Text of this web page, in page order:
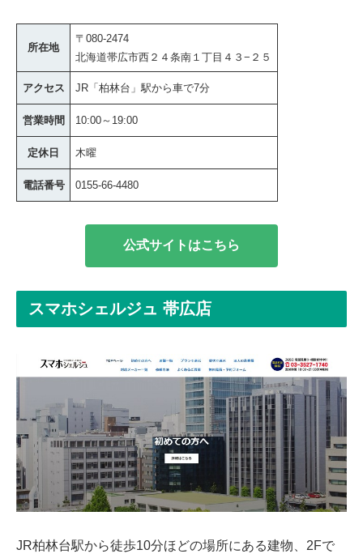
所在地
〒080-2474
北海道帯広市西２４条南１丁目４３−２５
アクセス JR「柏林台」駅から車で7分
営業時間 10:00～19:00
定休日 木曜
電話番号 0155-66-4480
公式サイトはこちら
スマホシェルジュ 帯広店
JR柏林台駅から徒歩10分ほどの場所にある建物、2Fで